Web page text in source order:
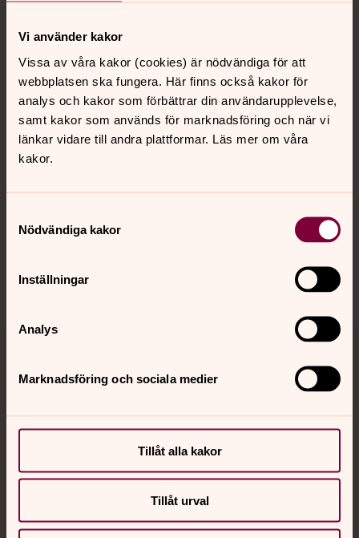
Vi använder kakor
Vissa av våra kakor (cookies) är nödvändiga för att
webbplatsen ska fungera. Här finns också kakor för
analys och kakor som förbättrar din användarupplevelse,
samt kakor som används för marknadsföring och när vi
länkar vidare till andra plattformar. Läs mer om våra
kakor.
Nödvändiga kakor
Inställningar
Analys
Marknadsföring och sociala medier
Tillåt alla kakor
Tillåt urval
Kontakt
Kalender
Sociala kanaler
med en präst på kvällar och nätter.
Digitalt brev